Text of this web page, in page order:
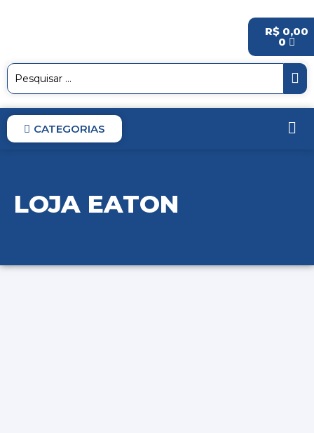
R$0,00
0
CATEGORIAS
LOJA EATON